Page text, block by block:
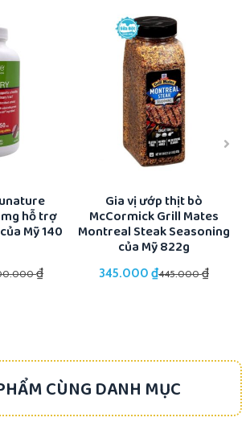
hỗ trợ
Mỹ 140
₫
Gia vị ướp thịt bò
McCormick Grill Mates
Montreal Steak Seasoning
của Mỹ 822g
445.000₫
345.000 ₫
CÙNG DANH MỤC